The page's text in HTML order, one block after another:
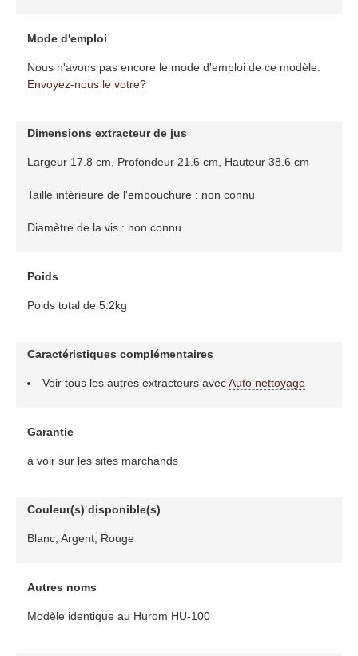
Mode d'emploi
Nous n'avons pas encore le mode d'emploi de ce modèle.
Envoyez-nous le votre?
Dimensions extracteur de jus
Largeur 17.8 cm, Profondeur 21.6 cm, Hauteur 38.6 cm
Taille intérieure de l'embouchure : non connu
Diamètre de la vis : non connu
Poids
Poids total de 5.2kg
Caractéristiques complémentaires
Voir tous les autres extracteurs avecAuto nettoyage
Garantie
à voir sur les sites marchands
Couleur(s) disponible(s)
Blanc, Argent, Rouge
Autres noms
Modèle identique au Hurom HU-100